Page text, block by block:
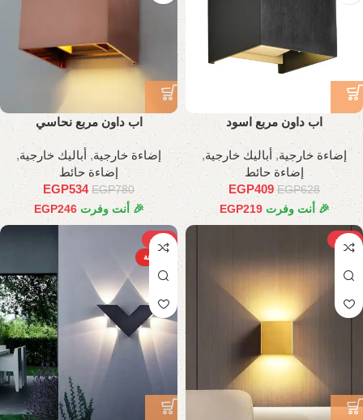
اب داون مربع اسود
إضاءة خارجية, أباليك خارجية,
إضاءة حائط
EGP628
EGP409
🎉 أنت وفرت EGP219
اب داون مربع نحاسي
إضاءة خارجية, أباليك خارجية,
إضاءة حائط
EGP780
EGP534
🎉 أنت وفرت EGP246
-27%
-14%
الساخنة